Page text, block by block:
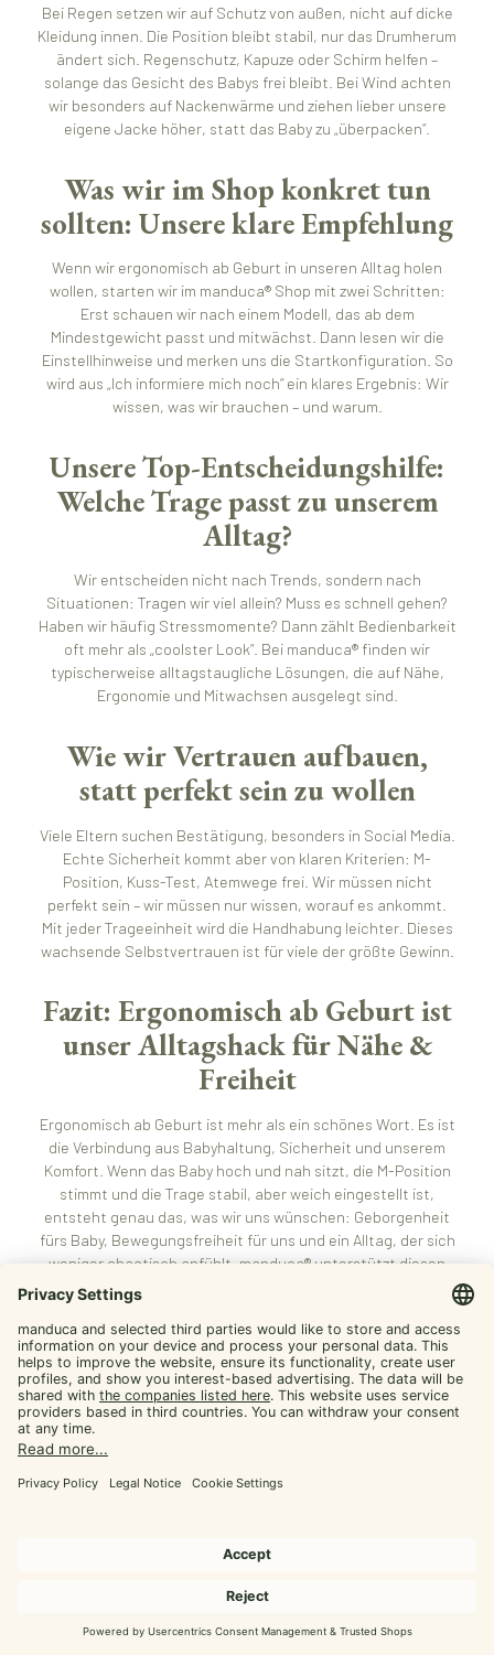
Bei Regen setzen wir auf Schutz von außen, nicht auf dicke
Kleidung innen. Die Position bleibt stabil, nur das Drumherum
ändert sich. Regenschutz, Kapuze oder Schirm helfen –
solange das Gesicht des Babys frei bleibt. Bei Wind achten
wir besonders auf Nackenwärme und ziehen lieber unsere
eigene Jacke höher, statt das Baby zu „überpacken“.
Was wir im Shop konkret tun
sollten: Unsere klare Empfehlung
Wenn wir ergonomisch ab Geburt in unseren Alltag holen
wollen, starten wir im manduca® Shop mit zwei Schritten:
Erst schauen wir nach einem Modell, das ab dem
Mindestgewicht passt und mitwächst. Dann lesen wir die
Einstellhinweise und merken uns die Startkonfiguration. So
wird aus „Ich informiere mich noch“ ein klares Ergebnis: Wir
wissen, was wir brauchen – und warum.
Unsere Top-Entscheidungshilfe:
Welche Trage passt zu unserem
Alltag?
Wir entscheiden nicht nach Trends, sondern nach
Situationen: Tragen wir viel allein? Muss es schnell gehen?
Haben wir häufig Stressmomente? Dann zählt Bedienbarkeit
oft mehr als „coolster Look“. Bei manduca® finden wir
typischerweise alltagstaugliche Lösungen, die auf Nähe,
Ergonomie und Mitwachsen ausgelegt sind.
Wie wir Vertrauen aufbauen,
statt perfekt sein zu wollen
Viele Eltern suchen Bestätigung, besonders in Social Media.
Echte Sicherheit kommt aber von klaren Kriterien: M-
Position, Kuss-Test, Atemwege frei. Wir müssen nicht
perfekt sein – wir müssen nur wissen, worauf es ankommt.
Mit jeder Trageeinheit wird die Handhabung leichter. Dieses
wachsende Selbstvertrauen ist für viele der größte Gewinn.
Fazit: Ergonomisch ab Geburt ist
unser Alltagshack für Nähe &
Freiheit
Ergonomisch ab Geburt ist mehr als ein schönes Wort. Es ist
die Verbindung aus Babyhaltung, Sicherheit und unserem
Komfort. Wenn das Baby hoch und nah sitzt, die M-Position
stimmt und die Trage stabil, aber weich eingestellt ist,
entsteht genau das, was wir uns wünschen: Geborgenheit
fürs Baby, Bewegungsfreiheit für uns und ein Alltag, der sich
weniger chaotisch anfühlt. manduca® unterstützt diesen
Weg mit mitwachsenden, alltagstauglichen Lösungen.
Jetzt im manduca® Shop starten
Wenn wir Ergonomisch ab Geburt wirklich erleben wollen,
Von manduca,
für dich
Werde manduca Insider und hol dir Tipps rund
ums Tragen plus exklusive Aktionen